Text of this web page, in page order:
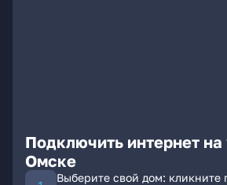
Подключить интернет на
Омске
Выберите свой дом: кликните